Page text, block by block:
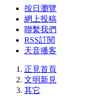
按日瀏覽
網上投稿
聯繫我們
RSS訂閱
天音播客
正見首頁
文明新見
其它